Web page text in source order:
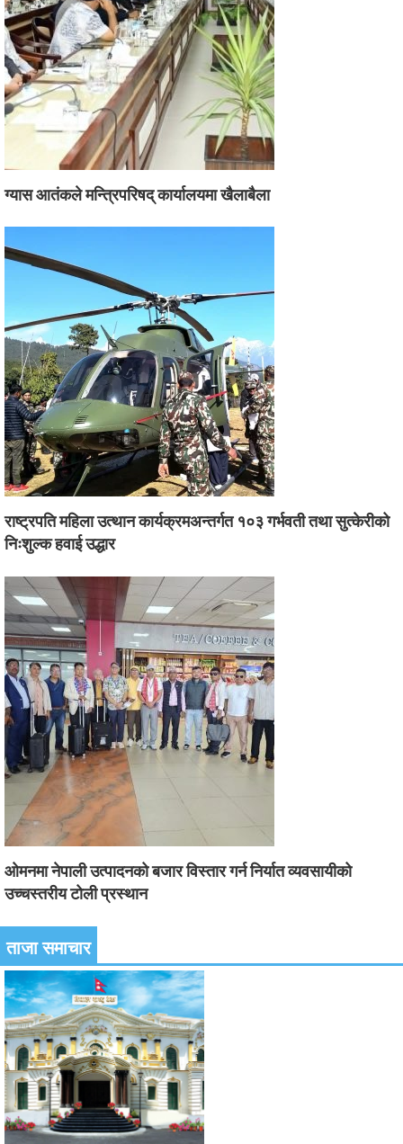
ग्यास आतंकले मन्त्रिपरिषद् कार्यालयमा खैलाबैला
राष्ट्रपति महिला उत्थान कार्यक्रमअन्तर्गत १०३ गर्भवती तथा सुत्केरीको
निःशुल्क हवाई उद्धार
ओमनमा नेपाली उत्पादनको बजार विस्तार गर्न निर्यात व्यवसायीको
उच्चस्तरीय टोली प्रस्थान
ताजा समाचार